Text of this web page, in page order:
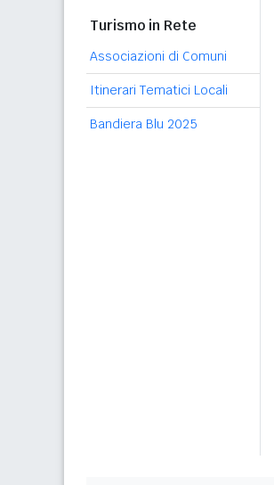
Turismo in Rete
Associazioni di Comuni
Itinerari Tematici Locali
Bandiera Blu 2025